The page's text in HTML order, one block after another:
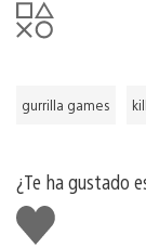
gurrilla games
¿Te ha gustado
Me
gusta